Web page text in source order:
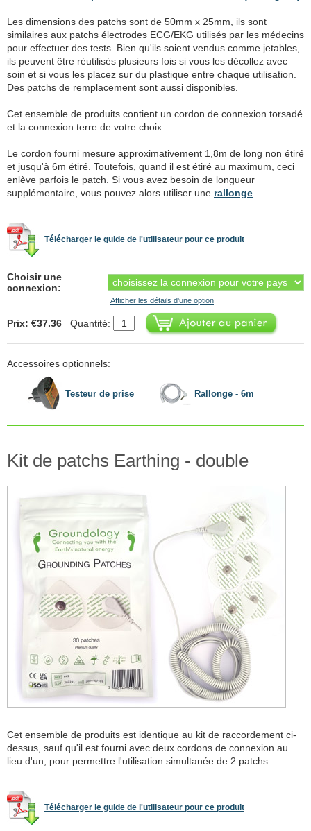
Les dimensions des patchs sont de 50mm x 25mm, ils sont
similaires aux patchs électrodes ECG/EKG utilisés par les médecins
pour effectuer des tests. Bien qu'ils soient vendus comme jetables,
ils peuvent être réutilisés plusieurs fois si vous les décollez avec
soin et si vous les placez sur du plastique entre chaque utilisation.
Des patchs de remplacement sont aussi disponibles.
Cet ensemble de produits contient un cordon de connexion torsadé
et la connexion terre de votre choix.
Le cordon fourni mesure approximativement 1,8m de long non étiré
et jusqu'à 6m étiré. Toutefois, quand il est étiré au maximum, ceci
enlève parfois le patch. Si vous avez besoin de longueur
supplémentaire, vous pouvez alors utiliser une rallonge
Télécharger le guide de l'utilisateur pour ce produit
Choisir une
connexion:
Afficher les détails d'une option
Prix: €37.36 Quantité:
Accessoires optionnels:
Testeur de prise Rallonge - 6m
Kit de patchs Earthing - double
Cet ensemble de produits est identique au kit de raccordement ci-
dessus, sauf qu'il est fourni avec deux cordons de connexion au
lieu d'un, pour permettre l'utilisation simultanée de 2 patchs.
Télécharger le guide de l'utilisateur pour ce produit